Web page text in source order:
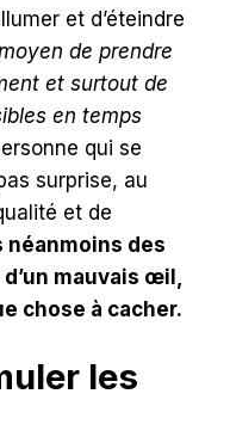
et d’éteindre
de prendre
et surtout de
en temps
qui se
surprise, au
et de
des
mauvais œil,
chose à cacher.
les